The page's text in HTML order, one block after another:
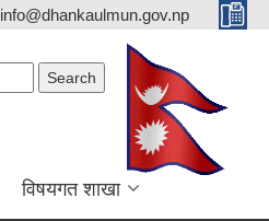
info@dhankaulmun.gov.np
विषयगत शाखा